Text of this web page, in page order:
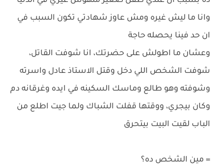
وانا ما ليش غيره ومش عاوز شهادتي تكون السبب في
ان حد فينا يحصله حاجة
وعشان ما اطولش على حضرتك، انا شوفت القاتل،
شوفت الشخص اللي دخل وقتل الاستاذ عادل واسرته
وشوفته وهو طالع وماسك السكينه في ايده وغرقانه دم
وكان بيجري، ووقتها قفلت الشباك ولما جيت اطلع من
الباب لقيت البيت بيتحرق
= مين الشخص ده؟